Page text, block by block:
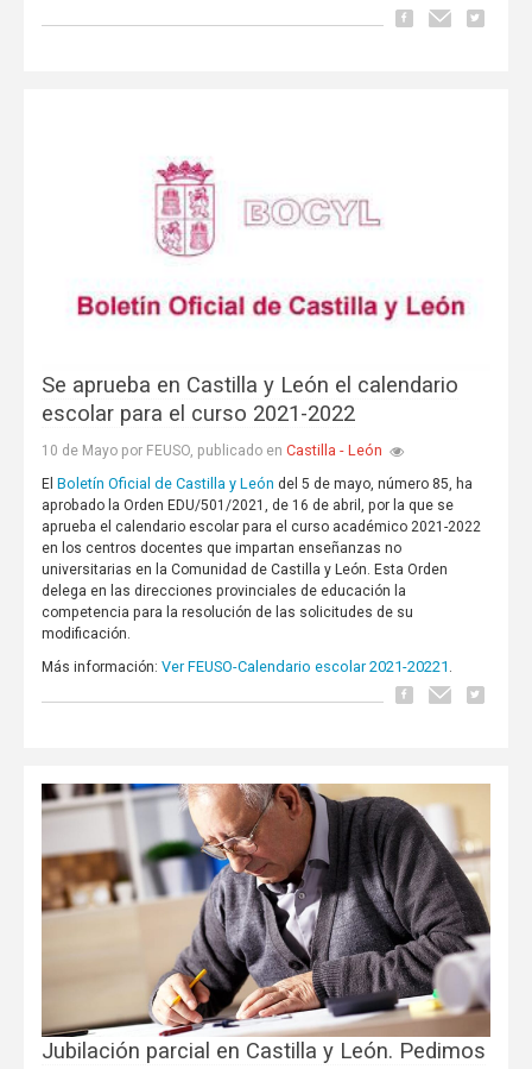
Se aprueba en Castilla y León el calendario
escolar para el curso 2021-2022
10 de Mayo por FEUSO, publicado en Castilla - León
El Boletín Oficial de Castilla y León del 5 de mayo, número 85, ha
aprobado la Orden EDU/501/2021, de 16 de abril, por la que se
aprueba el calendario escolar para el curso académico 2021-2022
en los centros docentes que impartan enseñanzas no
universitarias en la Comunidad de Castilla y León. Esta Orden
delega en las direcciones provinciales de educación la
competencia para la resolución de las solicitudes de su
modificación.
Más información: Ver FEUSO-Calendario escolar 2021-20221
Jubilación parcial en Castilla y León. Pedimos